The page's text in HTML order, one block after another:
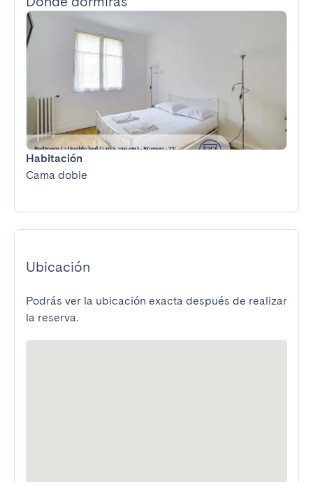
Habitación
Cama doble
Ubicación
Podrás ver la ubicación exacta después de realizar
la reserva.